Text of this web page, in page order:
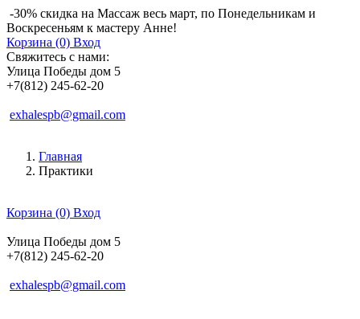
-30% скидка на Массаж весь март, по Понедельникам и
Воскресеньям к мастеру Анне!
Корзина (0) Вход
Свяжитесь с нами:
Улица Победы дом 5
+7(812) 245-62-20
exhalespb@gmail.com
Главная
Практики
Корзина (0) Вход
Улица Победы дом 5
+7(812) 245-62-20
exhalespb@gmail.com